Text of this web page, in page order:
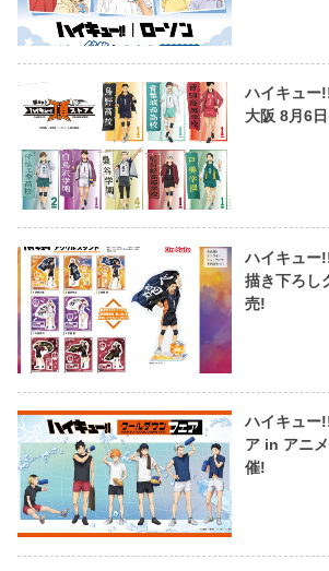
ハイキュー
大阪 8月6
ハイキュー
描き下ろし
売!
ハイキュー
ア in アニ
催!